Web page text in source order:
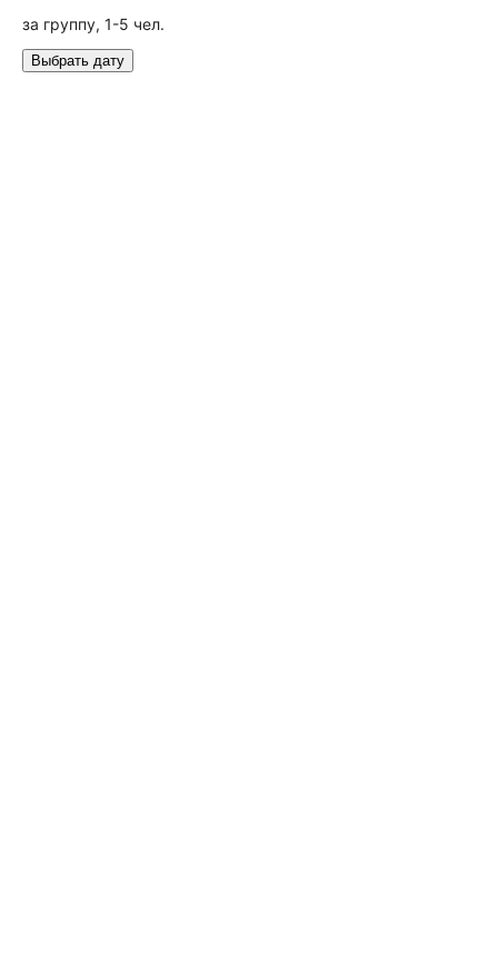
за группу, 1-5 чел.
Выбрать дату